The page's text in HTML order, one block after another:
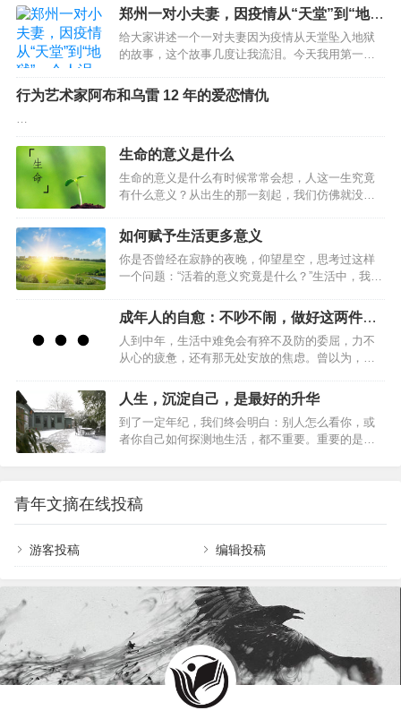
愁容改…
却是无尽的冷漠和伤害。 有一个朋友，和男友相处
了一段时间以后决定结婚，朋友认定了那个男人，
觉得可以和爱的人白头偕老，真的是一件太美好的
事。 于是兴奋冲昏了头脑，以致她完全没有感觉到
男友微妙的态度变化。男友对婚礼完全不上心，她
也一点都不在意，自己挑起了全部的担子，制作请
郑州一对小夫妻，因疫情从“天堂”到“地
狱”，令人泪目
给大家讲述一个一对夫妻因为疫情从天堂坠入地狱
的故事，这个故事几度让我流泪。今天我用第一人
高中毕业后没有上大学，跟着老家一个亲戚在郑州
学习厨师，经过几年的学习，我的技术算是一名三
工，主要工作就是炒热菜、拌凉菜和大盘鸡。饭店
面积也不大，老板平时给我打打下手，忙起来也比
较累，但老板一个月给我6500元的工资，整体上还
可以。我老婆叫小白，来自周口。她大专毕业之前
行为艺术家阿布和乌雷 12 年的爱恋情仇
…
生命的意义是什么
生命的意义是什么有时候常常会想，人这一生究竟
有什么意义？从出生的那一刻起，我们仿佛就没有
道为了什么，只知道盲目地赶路。小时候为了学业
殚精竭虑，成年后成家立业压力山大。一生都在忙
忙碌碌，为了家庭，为了亲人，拼命挣钱，为了碎
银几两日夜奔波，然而到最后，大家还都会老去、
逝去、分离。在这整个的生命轨迹中，我们还会不
断面临病苦、衰老、爱别离、怨长久、求不得、放
没意思。既然所有的生命最终还要消失，那我们为
什么还要去经历那…
如何赋予生活更多意义
你是否曾经在寂静的夜晚，仰望星空，思考过这样
一个问题：“活着的意义究竟是什么？”生活中，我们
予我们的存在以合理性。生活并不只是关于生存，
而是关于寻找和实现我们的潜能。每个人都像是一
块未雕琢的玉石，需要经过磨砺和雕琢，才能展现
出内在的价值。因此，活着的意义在于自我实现，
不断探索和成长。很多时候，我们感到迷茫和无
助，是因为我们没有找到自己的使命和目标。通过
找到自己的热情和兴趣所在，从而赋予生活更多的
意义。当然，生…
成年人的自愈：不吵不闹，做好这两件事
就够了
人到中年，生活中难免会有猝不及防的委屈，力不
从心的疲惫，还有那无处安放的焦虑。曾以为，歇
能抚平内心的烦躁。可到最后才发现，向外的情绪
宣泄不过是一场徒劳的自我内耗。真正的自愈，从
不在向外索取情绪慰藉，而在向内探寻内心力量。
不吵不闹，稳住自己，做好这两件事，是成年人穿
着智慧：“上天赐给人两只耳朵，却只有一张嘴，就
是要我们多听少说。”他更是告诫门生，说话前先想
三件事：是…
人生，沉淀自己，是最好的升华
到了一定年纪，我们终会明白：别人怎么看你，或
者你自己如何探测地生活，都不重要。重要的是你
生，沉淀自己，是最好的升华。沉淀朋友时间磨平
人的棱角，也沉淀出真正的朋友。一个挚友胜过万
贯家财。没有任何道路能通往真诚，因为真诚本身
就是道路。朋友就像人民币，有真有假。假朋友在
时候，绝不会远离你。真正的朋友，不在于花言巧
语，而是关键时刻拉…
青年文摘在线投稿
游客投稿 编辑投稿